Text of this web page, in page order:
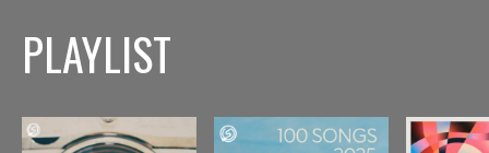
PLAYLIST